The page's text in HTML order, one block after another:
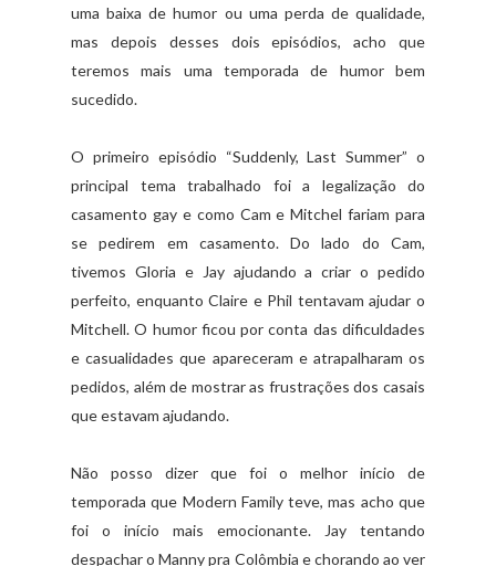
uma baixa de humor ou uma perda de qualidade,
mas depois desses dois episódios, acho que
teremos mais uma temporada de humor bem
sucedido.
O primeiro episódio “Suddenly, Last Summer” o
principal tema trabalhado foi a legalização do
casamento gay e como Cam e Mitchel fariam para
se pedirem em casamento. Do lado do Cam,
tivemos Gloria e Jay ajudando a criar o pedido
perfeito, enquanto Claire e Phil tentavam ajudar o
Mitchell. O humor ficou por conta das dificuldades
e casualidades que apareceram e atrapalharam os
pedidos, além de mostrar as frustrações dos casais
que estavam ajudando.
Não posso dizer que foi o melhor início de
temporada que Modern Family teve, mas acho que
foi o início mais emocionante. Jay tentando
despachar o Manny pra Colômbia e chorando ao ver